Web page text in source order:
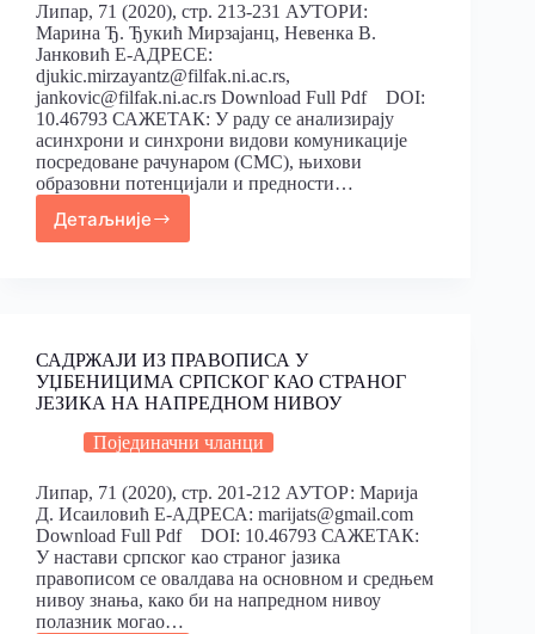
Липар, 71 (2020), стр. 213-231 АУТОРИ:
Марина Ђ. Ђукић Мирзајанц, Невенка В.
Јанковић Е-АДРЕСЕ:
djukic.mirzayantz@filfak.ni.ac.rs,
jankovic@filfak.ni.ac.rs Download Full Pdf DOI:
10.46793 САЖЕТАК: У раду се анализирају
асинхрони и синхрони видови комуникације
посредоване рачунаром (СМС), њихови
образовни потенцијали и предности…
Детаљније
САДРЖАЈИ ИЗ ПРАВОПИСА У
УЏБЕНИЦИМА СРПСКОГ КАО СТРАНОГ
ЈЕЗИКА НА НАПРЕДНОМ НИВОУ
Појединачни чланци
Липар, 71 (2020), стр. 201-212 АУТОР: Марија
Д. Исаиловић Е-АДРЕСА: marijats@gmail.com
Download Full Pdf DOI: 10.46793 САЖЕТАК:
У настави српског као страног јазика
правописом се овалдава на основном и средњем
нивоу знања, како би на напредном нивоу
полазник могао…